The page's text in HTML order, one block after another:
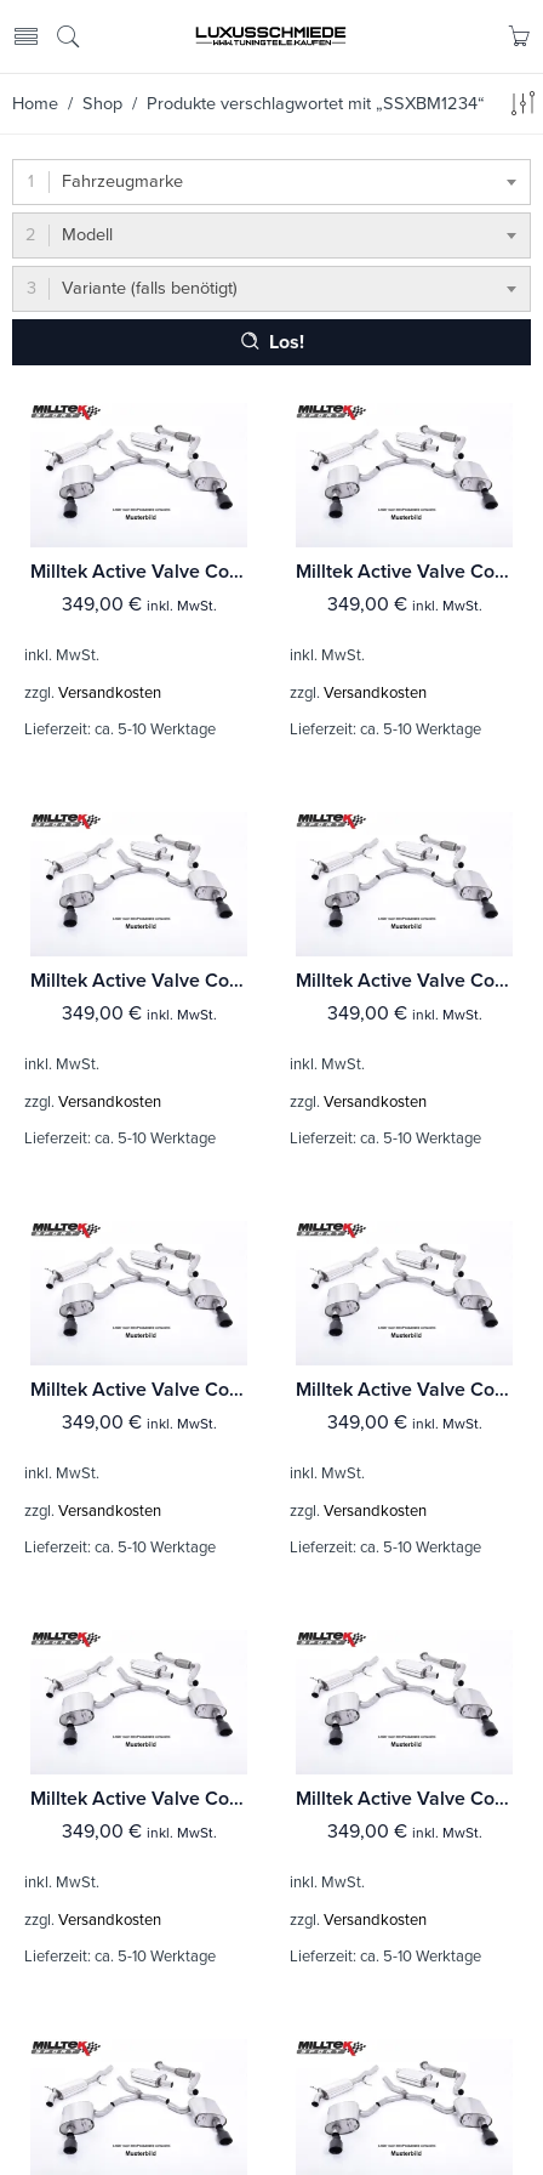
Home / Shop / Produkte verschlagwortet mit „SSXBM1234“
Fahrzeugmarke
Modell
Variante (falls benötigt)
Los!
Milltek Active Valve Control BMW X3 X3M / X3M Comp (G01) 3.0 (mit OPF/GPF S58 Engine)
349,00 € inkl. MwSt.
inkl. MwSt.
zzgl. Versandkosten
Lieferzeit: ca. 5-10 Werktage
Milltek Active Valve Control BMW 8 Series M8 & M8 Competition 4.4l V8 Twin Turbo F91 & F92 Coupe & Cabrio (Fahrzeuge mit OPF)
349,00 € inkl. MwSt.
inkl. MwSt.
zzgl. Versandkosten
Lieferzeit: ca. 5-10 Werktage
Milltek Active Valve Control BMW 5 Series M5 & M5 Competition 4.4l Twin Turbo F90 LCI (OPF/GPF Equipped Cars)
349,00 € inkl. MwSt.
inkl. MwSt.
zzgl. Versandkosten
Lieferzeit: ca. 5-10 Werktage
Milltek Active Valve Control BMW 5 Series M5 & M5 Competition 4.4l Twin Turbo F90 (OPF/GPF Equipped Cars)
349,00 € inkl. MwSt.
inkl. MwSt.
zzgl. Versandkosten
Lieferzeit: ca. 5-10 Werktage
Milltek Active Valve Control BMW 4 Series G82 M4 & M4 Competition S58 3.0 Turbo (Fahrzeuge mit OPF)
349,00 € inkl. MwSt.
inkl. MwSt.
zzgl. Versandkosten
Lieferzeit: ca. 5-10 Werktage
Milltek Active Valve Control BMW 4 Series F82/83 M4 Coupe/Convertible M4 Competition & M4 CS Coupé (ohne OPF
349,00 € inkl. MwSt.
inkl. MwSt.
zzgl. Versandkosten
Lieferzeit: ca. 5-10 Werktage
Milltek Active Valve Control BMW 4 Series F82/83 M4 Coupe/Convertible & M4 Competition Coupé (Ohne-OPF)
349,00 € inkl. MwSt.
inkl. MwSt.
zzgl. Versandkosten
Lieferzeit: ca. 5-10 Werktage
Milltek Active Valve Control BMW 3 Series G80 M3 & M3 Competition S58 3.0 Turbo (Fahrzeuge mit OPF)
349,00 € inkl. MwSt.
inkl. MwSt.
zzgl. Versandkosten
Lieferzeit: ca. 5-10 Werktage